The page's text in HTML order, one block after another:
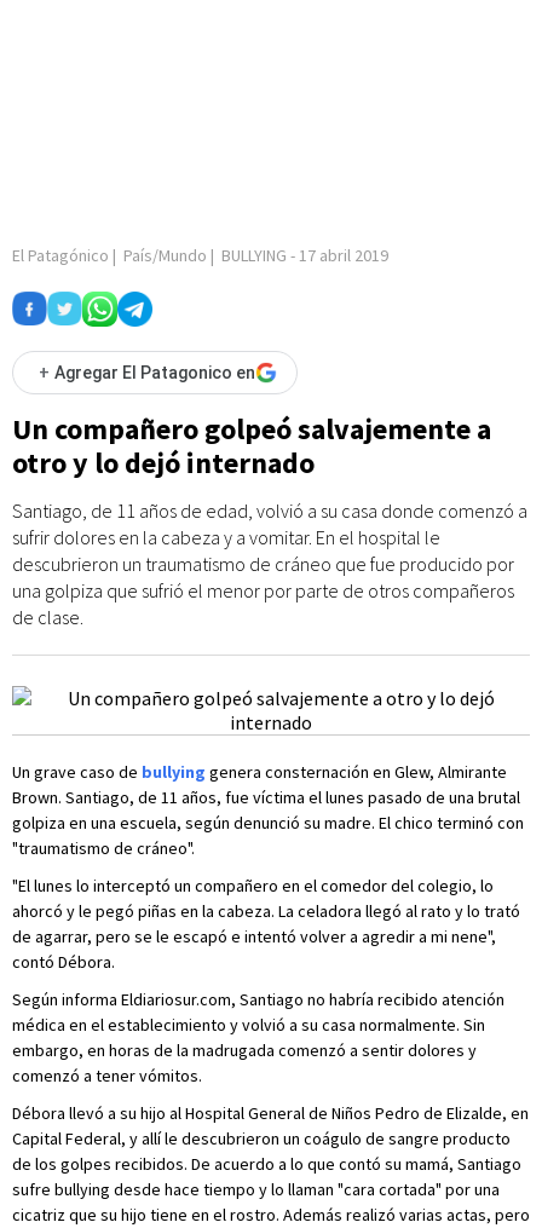
El Patagónico | País/Mundo | BULLYING - 17 abril 2019
+ Agregar El Patagonico en
Un compañero golpeó salvajemente a
otro y lo dejó internado
Santiago, de 11 años de edad, volvió a su casa donde comenzó a
sufrir dolores en la cabeza y a vomitar. En el hospital le
descubrieron un traumatismo de cráneo que fue producido por
una golpiza que sufrió el menor por parte de otros compañeros
de clase.
Un grave caso de bullying genera consternación en Glew, Almirante
Brown. Santiago, de 11 años, fue víctima el lunes pasado de una brutal
golpiza en una escuela, según denunció su madre. El chico terminó con
"traumatismo de cráneo".
"El lunes lo interceptó un compañero en el comedor del colegio, lo
ahorcó y le pegó piñas en la cabeza. La celadora llegó al rato y lo trató
de agarrar, pero se le escapó e intentó volver a agredir a mi nene",
contó Débora.
Según informa Eldiariosur.com, Santiago no habría recibido atención
médica en el establecimiento y volvió a su casa normalmente. Sin
embargo, en horas de la madrugada comenzó a sentir dolores y
comenzó a tener vómitos.
Débora llevó a su hijo al Hospital General de Niños Pedro de Elizalde, en
Capital Federal, y allí le descubrieron un coágulo de sangre producto
de los golpes recibidos. De acuerdo a lo que contó su mamá, Santiago
sufre bullying desde hace tiempo y lo llaman "cara cortada" por una
cicatriz que su hijo tiene en el rostro. Además realizó varias actas, pero